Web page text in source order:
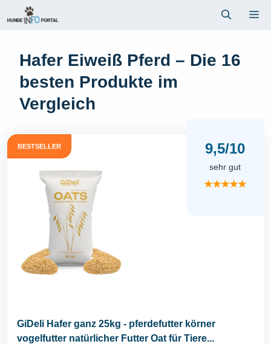
Inhalt
Hafer Eiweiß Pferd – Die 16
besten Produkte im
Vergleich
BESTSELLER 9,5/10
sehr gut
★★★★★
GiDeli Hafer ganz 25kg - pferdefutter körner
vogelfutter natürlicher Futter Oat für Tiere...